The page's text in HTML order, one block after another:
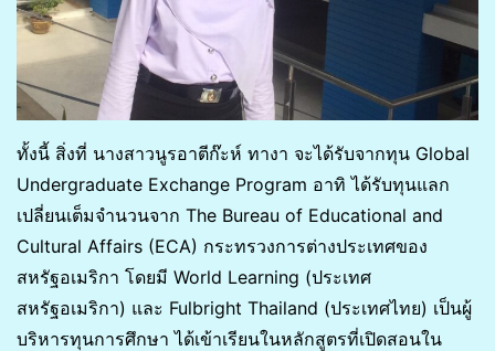
ทั้งนี้ สิ่งที่ นางสาวนูรอาตีก๊ะห์ ทางา จะได้รับจากทุน Global
Undergraduate Exchange Program อาทิ ได้รับทุนแลก
เปลี่ยนเต็มจำนวนจาก The Bureau of Educational and
Cultural Affairs (ECA) กระทรวงการต่างประเทศของ
สหรัฐอเมริกา โดยมี World Learning (ประเทศ
สหรัฐอเมริกา) และ Fulbright Thailand (ประเทศไทย) เป็นผู้
บริหารทุนการศึกษา ได้เข้าเรียนในหลักสูตรที่เปิดสอนใน